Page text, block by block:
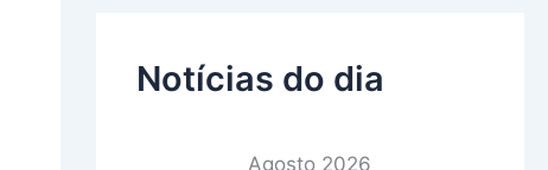
Notícias do dia
Agosto 2026